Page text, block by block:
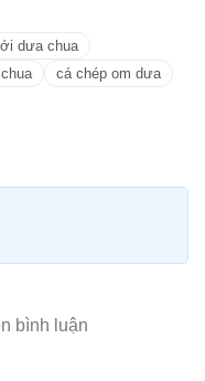
dưa chua
cá chép om dưa